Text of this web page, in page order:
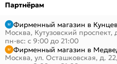
Партнёрам
Фирменный магазин в
Москва, Кутузовский проспект,
пн-вс: с 9:00 до 21:00
Фирменный магазин в
Москва, ул. Осташковская, д.